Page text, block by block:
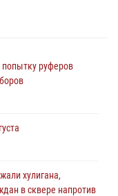
попытку руферов
хулигана,
в сквере напротив